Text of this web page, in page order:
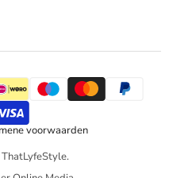
voorwaarden